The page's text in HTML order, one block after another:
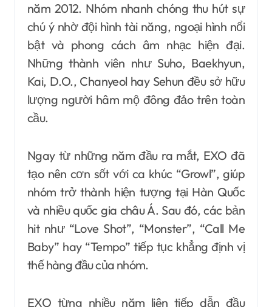
năm 2012. Nhóm nhanh chóng thu hút sự
chú ý nhờ đội hình tài năng, ngoại hình nổi
bật và phong cách âm nhạc hiện đại.
Những thành viên như Suho, Baekhyun,
Kai, D.O., Chanyeol hay Sehun đều sở hữu
lượng người hâm mộ đông đảo trên toàn
cầu.
Ngay từ những năm đầu ra mắt, EXO đã
tạo nên cơn sốt với ca khúc “Growl”, giúp
nhóm trở thành hiện tượng tại Hàn Quốc
và nhiều quốc gia châu Á. Sau đó, các bản
hit như “Love Shot”, “Monster”, “Call Me
Baby” hay “Tempo” tiếp tục khẳng định vị
thế hàng đầu của nhóm.
EXO từng nhiều năm liên tiếp dẫn đầu